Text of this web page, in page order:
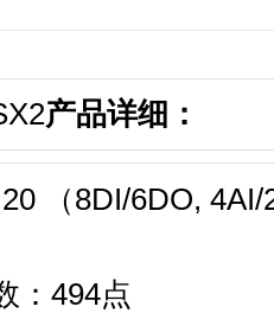
产品详细：
（8DI/6DO, 4AI/
：494点